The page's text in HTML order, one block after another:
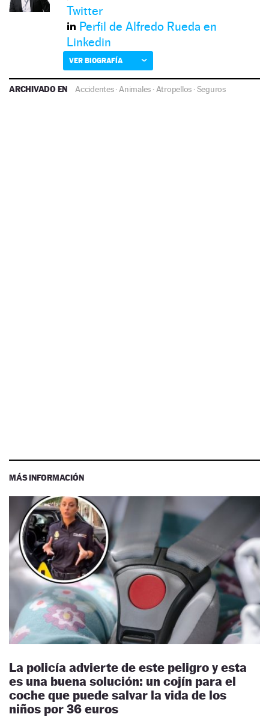
Twitter
Perfil de Alfredo Rueda en
Linkedin
VER BIOGRAFÍA
ARCHIVADO EN Accidentes· Animales · Atropellos ·Seguros
MÁS INFORMACIÓN
La policía advierte de este peligro y esta
es una buena solución: un cojín para el
coche que puede salvar la vida de los
niños por 36 euros